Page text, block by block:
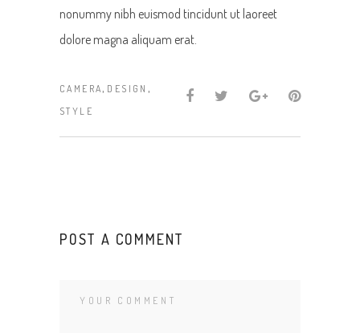
nonummy nibh euismod tincidunt ut laoreet
dolore magna aliquam erat.
CAMERA, DESIGN ,
STYLE
POST A COMMENT